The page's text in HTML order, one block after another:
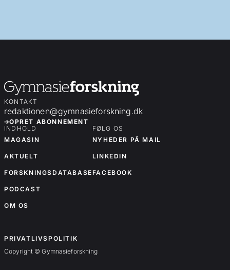
KONTAKT
redaktionen@gymnasieforskning.dk
OPRET ABONNEMENT
INDHOLD
MAGASIN
AKTUELT
FORSKNINGSDATABASE
PODCAST
OM OS
FØLG OS
NYHEDER PÅ MAIL
LINKEDIN
FACEBOOK
PRIVATLIVSPOLITIK
Forskningsartikler
Copyright © Gymnasieforskning